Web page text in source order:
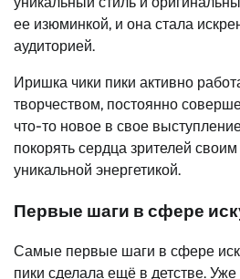
ее изюминкой, и она стала
аудиторией.
Иришка чики пики активно
творчеством, постоянно
что-то новое в свое
покорять сердца зрителей
уникальной энергетикой.
Первые шаги в сфере
Самые первые шаги в сфере
пики сделала ещё в детстве.